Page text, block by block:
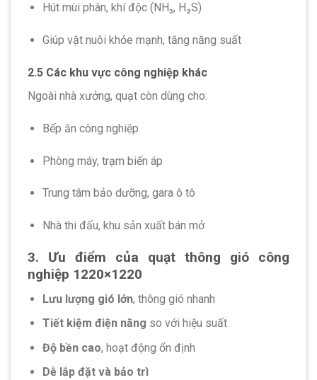
Hút mùi phân, khí độc (NH₃, H₂S)
Giúp vật nuôi khỏe mạnh, tăng năng suất
2.5 Các khu vực công nghiệp khác
Ngoài nhà xưởng, quạt còn dùng cho:
Bếp ăn công nghiệp
Phòng máy, trạm biến áp
Trung tâm bảo dưỡng, gara ô tô
Nhà thi đấu, khu sản xuất bán mở
3. Ưu điểm của quạt thông gió công
nghiệp 1220×1220
Lưu lượng gió lớn, thông gió nhanh
Tiết kiệm điện năng so với hiệu suất
Độ bền cao, hoạt động ổn định
Dễ lắp đặt và bảo trì